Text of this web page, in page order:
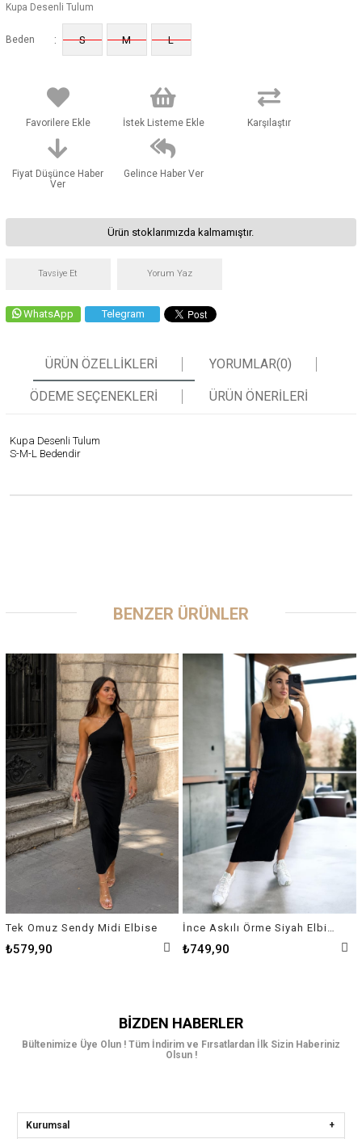
Kupa Desenli Tulum
Beden : S M L
Favorilere Ekle İstek Listeme Ekle Karşılaştır
Fiyat Düşünce Haber
Ver
Gelince Haber Ver
Ürün stoklarımızda kalmamıştır.
Tavsiye Et Yorum Yaz
WhatsApp Telegram
ÜRÜN ÖZELLIKLERI YORUMLAR(0)
ÖDEME SEÇENEKLERI ÜRÜN ÖNERILERI
Kupa Desenli Tulum
S-M-L Bedendir
BENZER ÜRÜNLER
Tek Omuz Sendy Midi Elbise
₺579,90 ₺749,90
BIZDEN HABERLER
Bültenimize Üye Olun ! Tüm İndirim ve Fırsatlardan İlk Sizin Haberiniz
Olsun !
Kurumsal